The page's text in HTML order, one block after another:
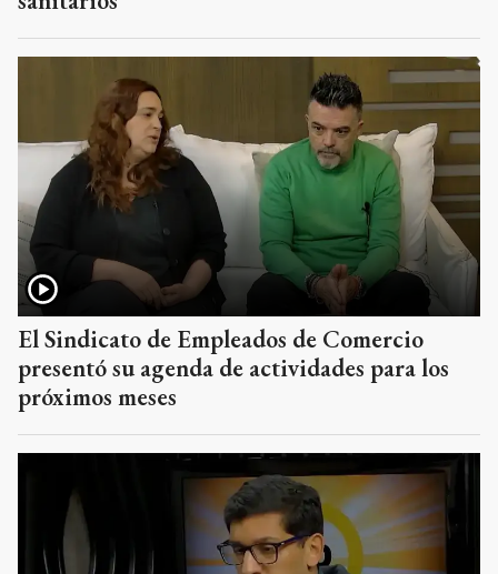
El Sindicato de Empleados de Comercio
presentó su agenda de actividades para los
próximos meses